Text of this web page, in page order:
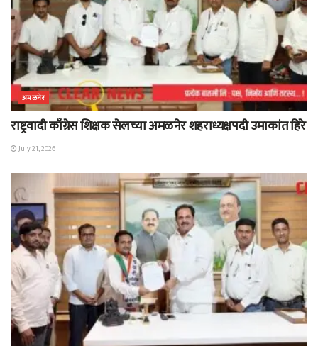
अमळनेर
राष्ट्रवादी काँग्रेस शिक्षक सेलच्या अमळनेर शहराध्यक्षपदी उमाकांत हिरे
July 21, 2026